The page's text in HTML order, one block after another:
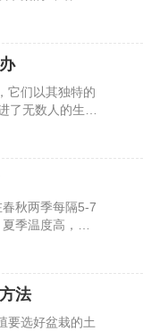
养护的多肉不仅
出现了问题，多
症结才能让它
们以其独特的
了无数人的生
，常见的则是水
？
秋两季每隔5-7
季温度高，水
冬季为多肉浇
的一致，避免
法
选好盆栽的土